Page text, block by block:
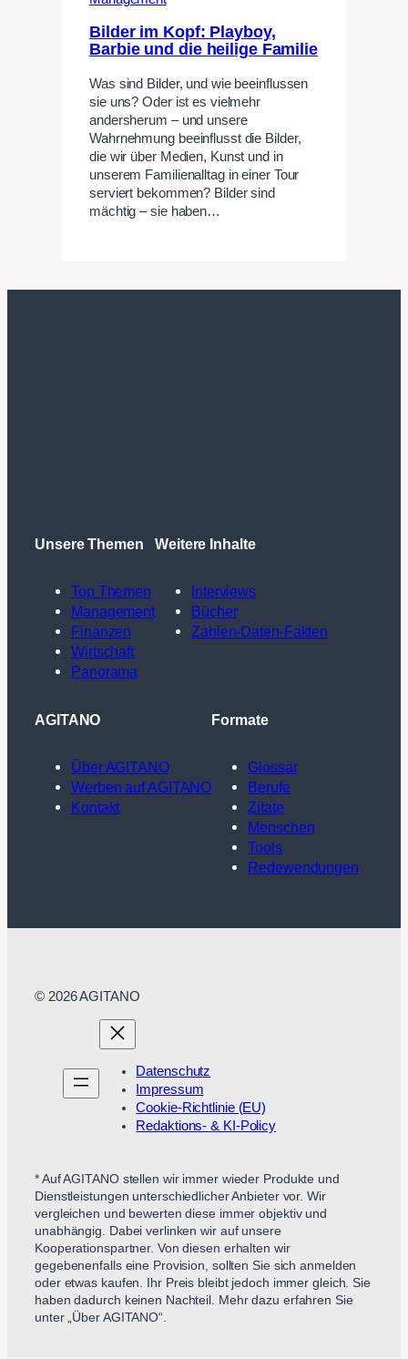
Bilder im Kopf: Playboy,
Barbie und die heilige Familie
Was sind Bilder, und wie beeinflussen
sie uns? Oder ist es vielmehr
andersherum – und unsere
Wahrnehmung beeinflusst die Bilder,
die wir über Medien, Kunst und in
unserem Familienalltag in einer Tour
serviert bekommen? Bilder sind
mächtig – sie haben…
Unsere Themen
Top Themen
Management
Finanzen
Wirtschaft
Panorama
Weitere Inhalte
Interviews
Bücher
Zahlen-Daten-Fakten
AGITANO
Über AGITANO
Werben auf AGITANO
Kontakt
Formate
Glossar
Berufe
Zitate
Menschen
Tools
Redewendungen
© 2026 AGITANO
Datenschutz
Impressum
Cookie-Richtlinie (EU)
Redaktions- & KI-Policy
* Auf AGITANO stellen wir immer wieder Produkte und
Dienstleistungen unterschiedlicher Anbieter vor. Wir
vergleichen und bewerten diese immer objektiv und
unabhängig. Dabei verlinken wir auf unsere
Kooperationspartner. Von diesen erhalten wir
gegebenenfalls eine Provision, sollten Sie sich anmelden
oder etwas kaufen. Ihr Preis bleibt jedoch immer gleich. Sie
haben dadurch keinen Nachteil. Mehr dazu erfahren Sie
unter „Über AGITANO“.